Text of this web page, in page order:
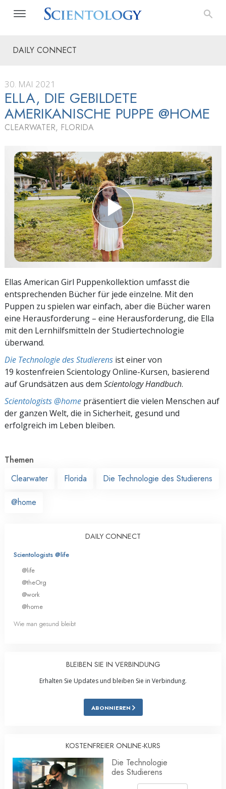
DAILY CONNECT
30. MAI 2021
ELLA, DIE GEBILDETE
AMERIKANISCHE PUPPE @HOME
CLEARWATER, FLORIDA
Ellas American Girl Puppenkollektion umfasst die
entsprechenden Bücher für jede einzelne. Mit den
Puppen zu spielen war einfach, aber die Bücher waren
eine Herausforderung – eine Herausforderung, die Ella
mit den Lernhilfsmitteln der Studiertechnologie
überwand.
Die Technologie des Studierens ist einer von
19 kostenfreien Scientology Online-Kursen, basierend
auf Grundsätzen aus dem Scientology Handbuch.
Scientologists @home präsentiert die vielen Menschen auf
der ganzen Welt, die in Sicherheit, gesund und
erfolgreich im Leben bleiben.
Themen
Clearwater
Florida Die Technologie des Studierens
@home
DAILY CONNECT
Scientologists @life
@life
@theOrg
@work
@home
Wie man gesund bleibt
BLEIBEN SIE IN VERBINDUNG
Erhalten Sie Updates und bleiben Sie in Verbindung.
ABONNIEREN
KOSTENFREIER ONLINE-KURS
Die Technologie
des Studierens